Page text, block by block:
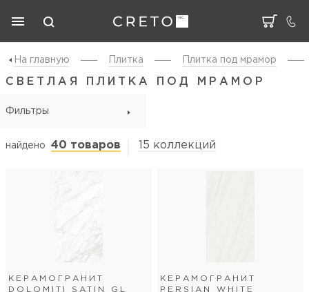
На главную Плитка Плитка под мрамор
СВЕТЛАЯ ПЛИТКА ПОД МРАМОР
Фильтры
найдено 40 товаров 15 коллекций
КЕРАМОГРАНИТ
DOLOMITI SATIN GL
КЕРАМОГРАНИТ
PERSIAN WHITE